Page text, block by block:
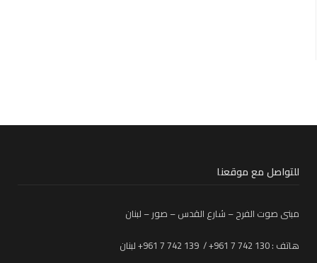
للتواصل مع موقعنا
مبنى صوت الفرح – شارع القدس – صور – لبنان
هاتف : 130 742 7 961+ / 139 742 7 961+ لبنان